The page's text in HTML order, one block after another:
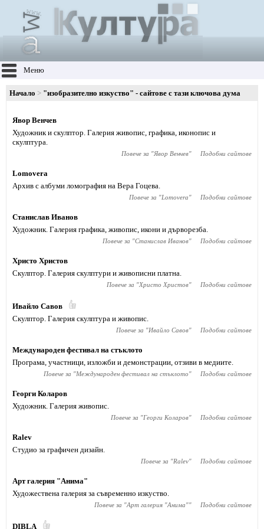
Меню
Начало "изобразително изкуство" - сайтове с тази ключова дума
Явор Венчев
Художник и скулптор. Галерия живопис, графика, иконопис и
скулптура.
Повече за "Явор Венчев" Подобни сайтове
Lomovera
Архив с албуми ломография на Вера Гоцева.
Повече за "Lomovera" Подобни сайтове
Станислав Иванов
Художник. Галерия графика, живопис, икони и дърворезба.
Повече за "Станислав Иванов" Подобни сайтове
Христо Христов
Скулптор. Галерия скулптури и живописни платна.
Повече за "Христо Христов" Подобни сайтове
Ивайло Савов
Скулптор. Галерия скулптура и живопис.
Повече за "Ивайло Савов" Подобни сайтове
Международен фестивал на стъклото
Програма, участници, изложби и демонстрации, отзиви в медиите.
Повече за "Международен фестивал на стъклото" Подобни сайтове
Георги Коларов
Художник. Галерия живопис.
Повече за "Георги Коларов" Подобни сайтове
Ralev
Студио за графичен дизайн.
Повече за "Ralev" Подобни сайтове
Арт галерия "Анима"
Художествена галерия за съвременно изкуство.
Повече за "Арт галерия "Анима"" Подобни сайтове
DIBLA